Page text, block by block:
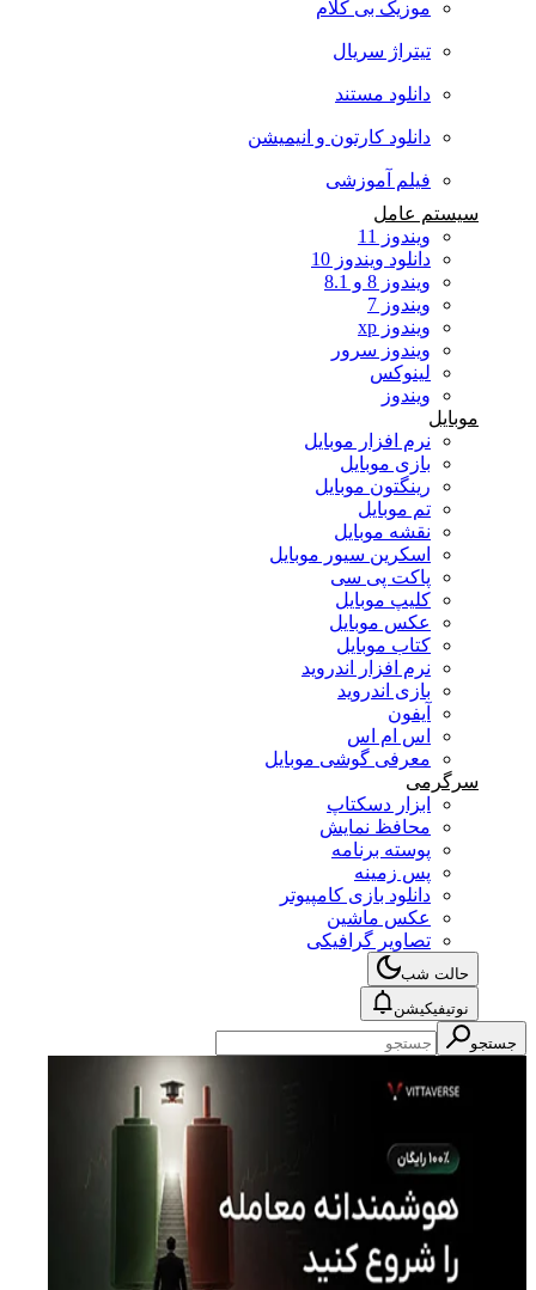
موزیک بی کلام
تیتراژ سریال
دانلود مستند
دانلود کارتون و انیمیشن
فیلم آموزشی
سیستم عامل
ویندوز 11
دانلود ویندوز 10
ویندوز 8 و 8.1
ویندوز 7
ویندوز xp
ویندوز سرور
لینوکس
ویندوز
موبایل
نرم افزار موبایل
بازی موبایل
رینگتون موبایل
تم موبایل
نقشه موبایل
اسکرین سیور موبایل
پاکت پی سی
کلیپ موبایل
عکس موبایل
کتاب موبایل
نرم افزار اندروید
بازی اندروید
آیفون
اس ام اس
معرفی گوشی موبایل
سرگرمی
ابزار دسکتاپ
محافظ نمایش
پوسته برنامه
پس زمینه
دانلود بازی کامپیوتر
عکس ماشین
تصاویر گرافیکی
حالت شب
نوتیفیکیشن
جستجو